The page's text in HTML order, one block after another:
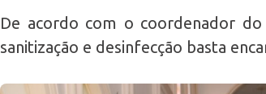
De acordo com o coordenador do
sanitização e desinfecção basta